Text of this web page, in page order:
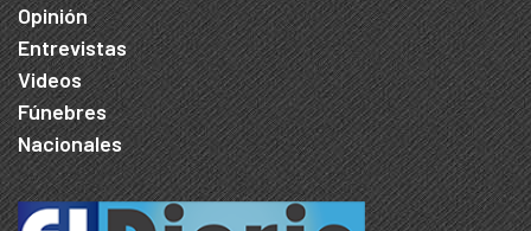
Opinión
Entrevistas
Videos
Fúnebres
Nacionales